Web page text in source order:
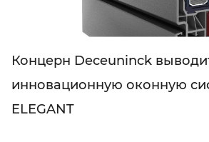
Концерн Deceuninck
инновационную оконную
ELEGANT